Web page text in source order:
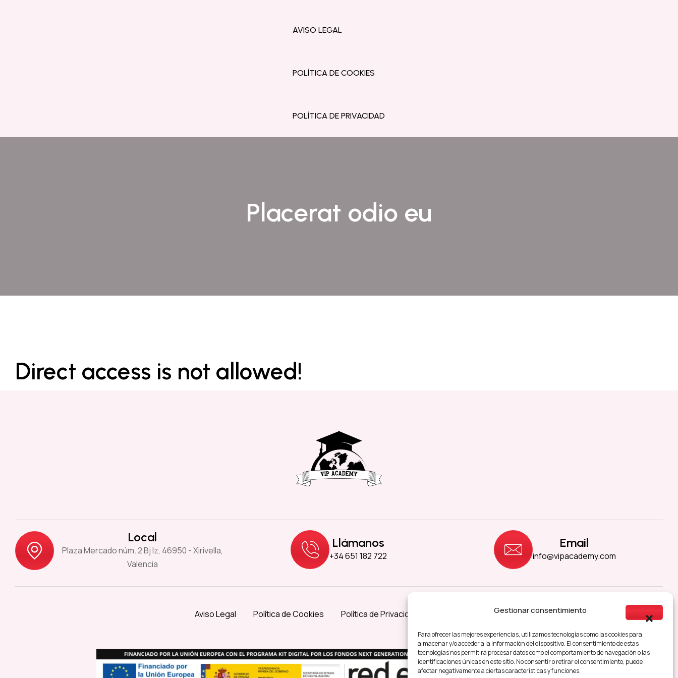
Gestionar consentimiento
Para ofrecer las mejores experiencias, utilizamos tecnologías como las cookies para
almacenar y/o acceder a la información del dispositivo. El consentimiento de estas
tecnologías nos permitirá procesar datos como el comportamiento de navegación o las
identificaciones únicas en este sitio. No consentir o retirar el consentimiento, puede
afectar negativamente a ciertas características y funciones.
AVISO LEGAL
POLÍTICA DE COOKIES
POLÍTICA DE PRIVACIDAD
Placerat odio eu
Direct access is not allowed!
Local
Plaza Mercado núm. 2 Bj Iz, 46950 - Xirivella,
Valencia
Llámanos
+34 651 182 722
Email
info@vipacademy.com
Aviso Legal Política de Cookies Política de Privacidad